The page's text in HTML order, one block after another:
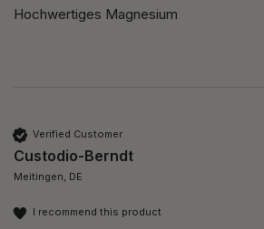
Hochwertiges Magnesium
Verified Customer
Custodio-Berndt
Meitingen, DE
I recommend this product